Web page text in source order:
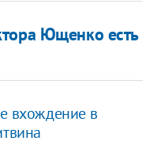
Ющенко есть
вхождение в